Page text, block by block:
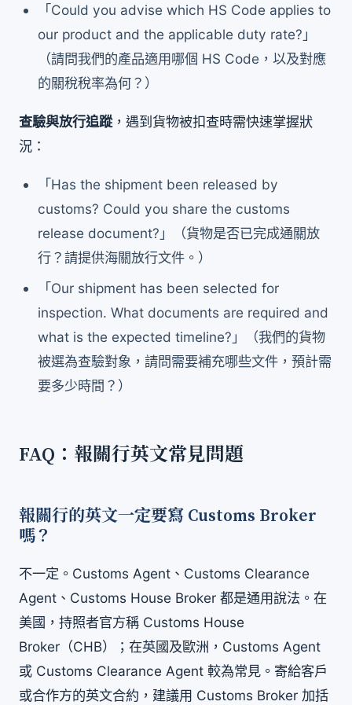
「Could you advise which HS Code applies to
our product and the applicable duty rate?」
（請問我們的產品適用哪個 HS Code，以及對應
的關稅稅率為何？）
查驗與放行追蹤，遇到貨物被扣查時需快速掌握狀
況：
「Has the shipment been released by
customs? Could you share the customs
release document?」（貨物是否已完成通關放
行？請提供海關放行文件。）
「Our shipment has been selected for
inspection. What documents are required and
what is the expected timeline?」（我們的貨物
被選為查驗對象，請問需要補充哪些文件，預計需
要多少時間？）
FAQ：報關行英文常見問題
報關行的英文一定要寫 Customs Broker
嗎？
不一定。Customs Agent、Customs Clearance
Agent、Customs House Broker 都是通用說法。在
美國，持照者官方稱 Customs House
Broker（CHB）；在英國及歐洲，Customs Agent
或 Customs Clearance Agent 較為常見。寄給客戶
或合作方的英文合約，建議用 Customs Broker 加括